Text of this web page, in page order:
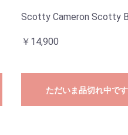
Scotty Cameron Scotty
￥14,900
ただいま品切れ中です